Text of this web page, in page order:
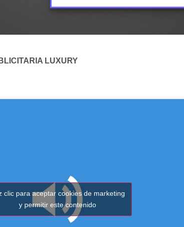
LUXURY
clic para aceptar cookies de marketing
y permitir este contenido